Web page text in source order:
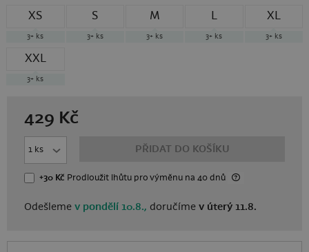
XS
3+ ks
S
3+ ks
M
3+ ks
L
3+ ks
XL
3+ ks
XXL
3+ ks
429 Kč
PŘIDAT DO KOŠÍKU
+30 Kč Prodloužit lhůtupro výměnu na 40 dnů
Odešlemev pondělí 10.8., doručímev úterý 11.8.